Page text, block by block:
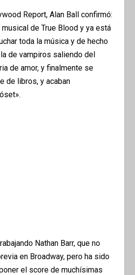
Report, Alan Ball confirmó:
de True Blood y ya está
toda la música y de hecho
de vampiros saliendo del
de amor, y finalmente se
de libros, y acaban
Nathan Barr, que no
en Broadway, pero ha sido
el score de muchísimas